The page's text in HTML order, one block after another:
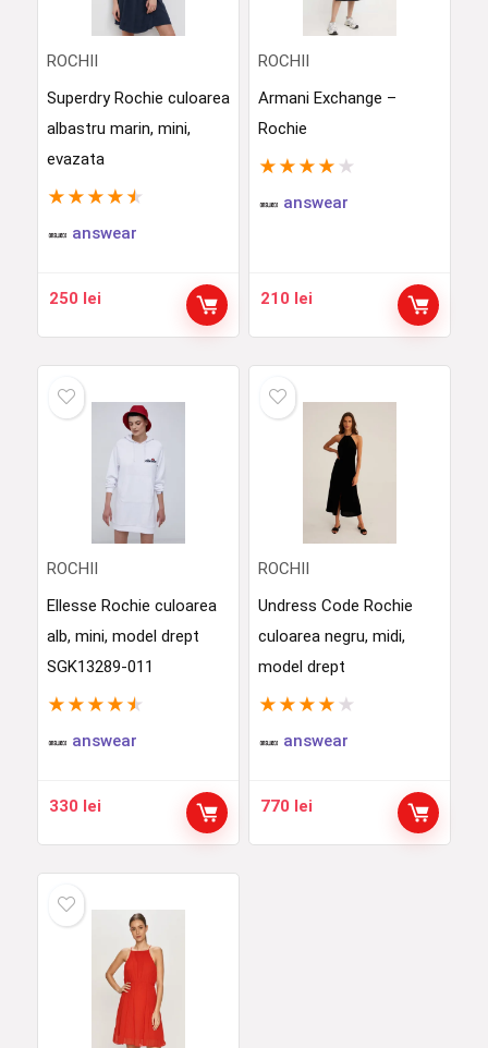
ROCHII
Superdry Rochie culoarea
albastru marin, mini,
evazata
★ ★ ★ ★ ★
answear
250 lei
ROCHII
Armani Exchange –
Rochie
★ ★ ★ ★ ★
answear
210 lei
ROCHII
Ellesse Rochie culoarea
alb, mini, model drept
SGK13289-011
★ ★ ★ ★ ★
answear
330 lei
ROCHII
Undress Code Rochie
culoarea negru, midi,
model drept
★ ★ ★ ★ ★
answear
770 lei